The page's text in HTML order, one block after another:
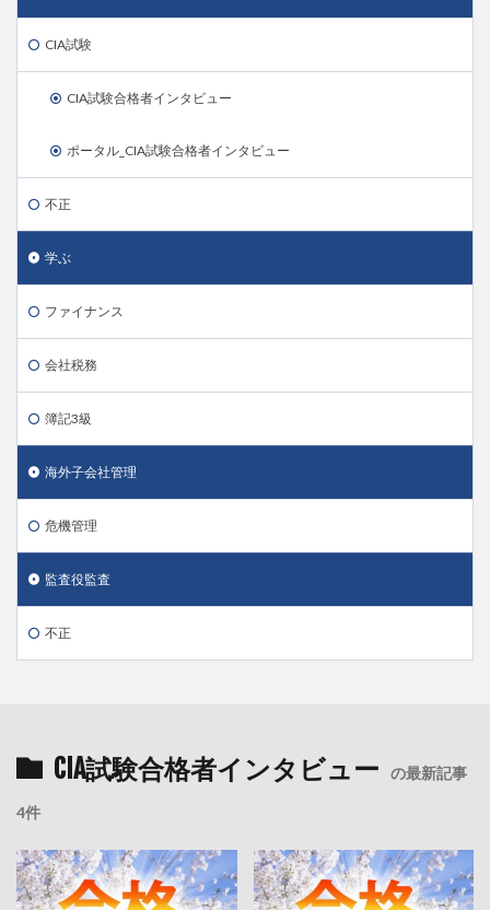
CIA試験
CIA試験合格者インタビュー
ポータル_CIA試験合格者インタビュー
不正
学ぶ
ファイナンス
会社税務
簿記3級
海外子会社管理
危機管理
監査役監査
不正
CIA試験合格者インタビュー の最新記事
4件